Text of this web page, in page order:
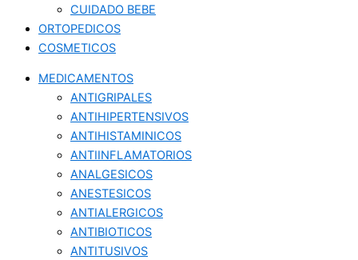
CUIDADO BEBE
ORTOPEDICOS
COSMETICOS
MEDICAMENTOS
ANTIGRIPALES
ANTIHIPERTENSIVOS
ANTIHISTAMINICOS
ANTIINFLAMATORIOS
ANALGESICOS
ANESTESICOS
ANTIALERGICOS
ANTIBIOTICOS
ANTITUSIVOS